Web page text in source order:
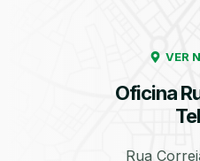
VER
Oficina
Rua